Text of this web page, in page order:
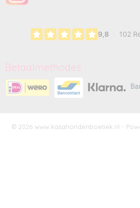
Betaalmethodes
© 2026 www.kasahondenboetiek.nl -